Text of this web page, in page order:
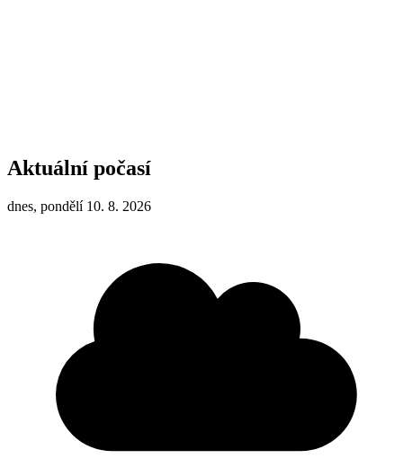
Aktuální počasí
dnes, pondělí 10. 8. 2026